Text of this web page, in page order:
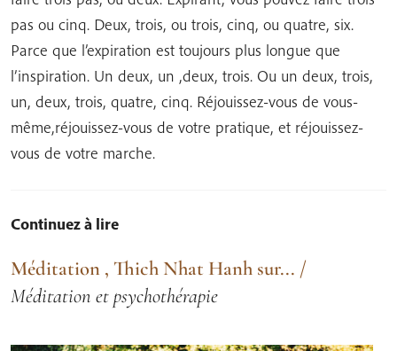
pas ou cinq. Deux, trois, ou trois, cinq, ou quatre, six.
Parce que l’expiration est toujours plus longue que
l’inspiration. Un deux, un ,deux, trois. Ou un deux, trois,
un, deux, trois, quatre, cinq. Réjouissez-vous de vous-
même,réjouissez-vous de votre pratique, et réjouissez-
vous de votre marche.
Continuez à lire
Méditation , Thich Nhat Hanh sur... /
Méditation et psychothérapie